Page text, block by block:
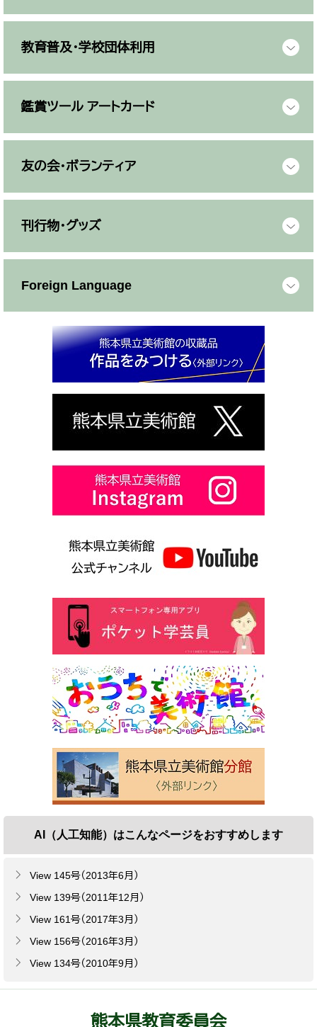
教育普及・学校団体利用
鑑賞ツール アートカード
友の会・ボランティア
刊行物・グッズ
Foreign Language
AI（人工知能）はこんなページをおすすめします
View 145号（2013年6月）
View 139号（2011年12月）
View 161号（2017年3月）
View 156号（2016年3月）
View 134号（2010年9月）
熊本県教育委員会